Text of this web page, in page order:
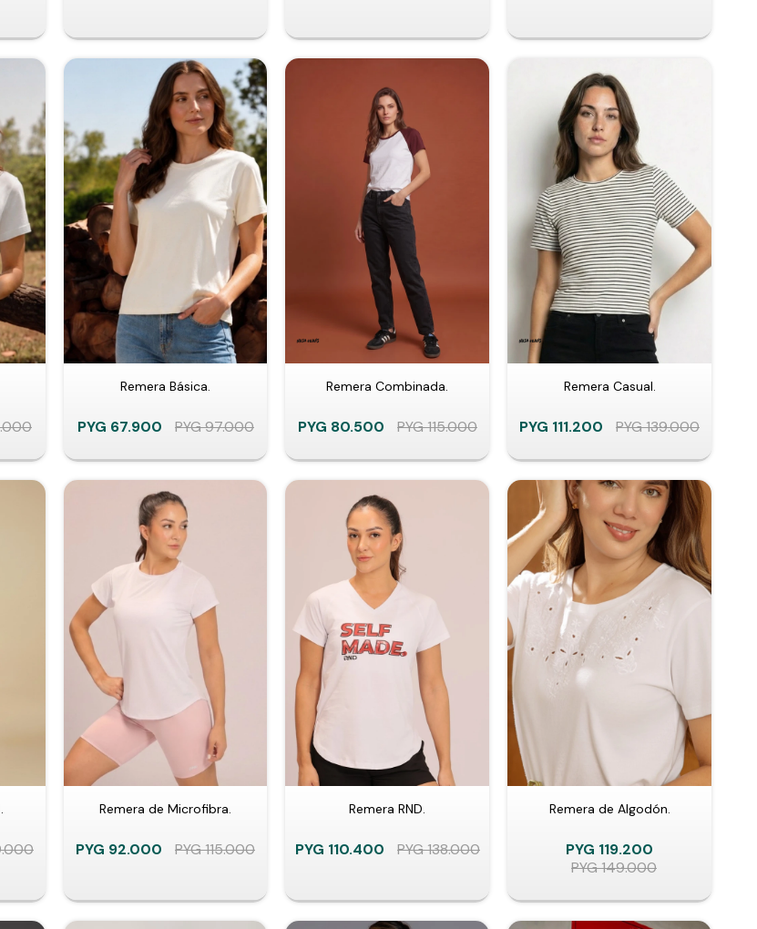
Remera Básica.
PYG 67.900 PYG97.000
Remera Combinada.
PYG 80.500 PYG115.000
Remera Casual.
PYG 111.200 PYG139.000
Remera de Microfibra.
PYG 92.000 PYG115.000
Remera RND.
PYG 110.400 PYG138.000
Remera de Algodón.
PYG 119.200
PYG149.000